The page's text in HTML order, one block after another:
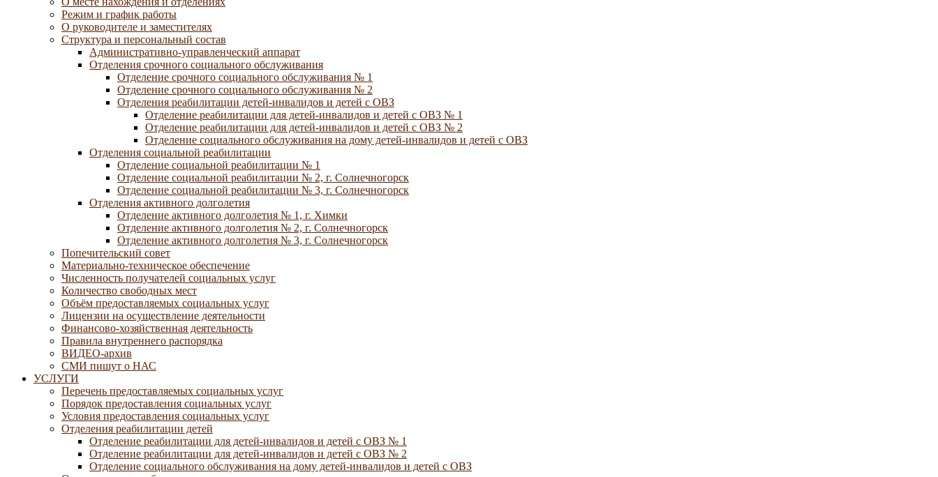
Режим и график работы
О руководителе и заместителях
Структура и персональный состав
Административно-управленческий аппарат
Отделения срочного социального обслуживания
Отделение срочного социального обслуживания № 1
Отделение срочного социального обслуживания № 2
Отделения реабилитации детей-инвалидов и детей с ОВЗ
Отделение реабилитации для детей-инвалидов и детей с ОВЗ № 1
Отделение реабилитации для детей-инвалидов и детей с ОВЗ № 2
Отделение социального обслуживания на дому детей-инвалидов и детей с ОВЗ
Отделения социальной реабилитации
Отделение социальной реабилитации № 1
Отделение социальной реабилитации № 2, г. Солнечногорск
Отделение социальной реабилитации № 3, г. Солнечногорск
Отделения активного долголетия
Отделение активного долголетия № 1, г. Химки
Отделение активного долголетия № 2, г. Солнечногорск
Отделение активного долголетия № 3, г. Солнечногорск
Попечительский совет
Материально-техническое обеспечение
Численность получателей социальных услуг
Количество свободных мест
Объём предоставляемых социальных услуг
Лицензии на осуществление деятельности
Финансово-хозяйственная деятельность
Правила внутреннего распорядка
ВИДЕО-архив
СМИ пишут о НАС
УСЛУГИ
Перечень предоставляемых социальных услуг
Порядок предоставления социальных услуг
Условия предоставления социальных услуг
Отделения реабилитации детей
Отделение реабилитации для детей-инвалидов и детей с ОВЗ № 1
Отделение реабилитации для детей-инвалидов и детей с ОВЗ № 2
Отделение социального обслуживания на дому детей-инвалидов и детей с ОВЗ